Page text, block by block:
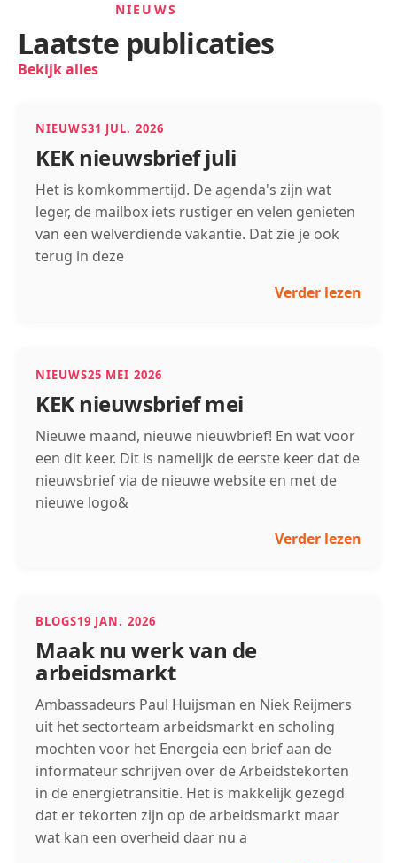
NIEUWS
Laatste publicaties
Bekijk alles
NIEUWS31 JUL. 2026
KEK nieuwsbrief juli
Het is komkommertijd. De agenda's zijn wat
leger, de mailbox iets rustiger en velen genieten
van een welverdiende vakantie. Dat zie je ook
terug in deze
Verder lezen
NIEUWS25 MEI 2026
KEK nieuwsbrief mei
Nieuwe maand, nieuwe nieuwbrief! En wat voor
een dit keer. Dit is namelijk de eerste keer dat de
nieuwsbrief via de nieuwe website en met de
nieuwe logo&
Verder lezen
BLOGS19 JAN. 2026
Maak nu werk van de
arbeidsmarkt
Ambassadeurs Paul Huijsman en Niek Reijmers
uit het sectorteam arbeidsmarkt en scholing
mochten voor het Energeia een brief aan de
informateur schrijven over de Arbeidstekorten
in de energietransitie. Het is makkelijk gezegd
dat er tekorten zijn op de arbeidsmarkt maar
wat kan een overheid daar nu a